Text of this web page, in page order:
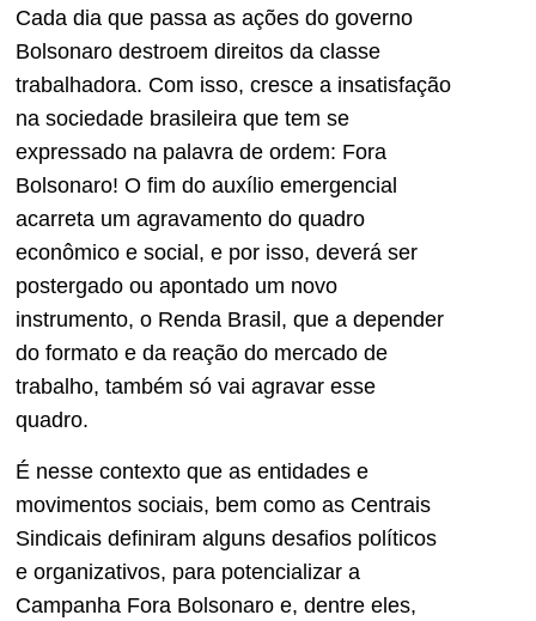
Cada dia que passa as ações do governo
Bolsonaro destroem direitos da classe
trabalhadora. Com isso, cresce a insatisfação
na sociedade brasileira que tem se
expressado na palavra de ordem: Fora
Bolsonaro! O fim do auxílio emergencial
acarreta um agravamento do quadro
econômico e social, e por isso, deverá ser
postergado ou apontado um novo
instrumento, o Renda Brasil, que a depender
do formato e da reação do mercado de
trabalho, também só vai agravar esse
quadro.
É nesse contexto que as entidades e
movimentos sociais, bem como as Centrais
Sindicais definiram alguns desafios políticos
e organizativos, para potencializar a
Campanha Fora Bolsonaro e, dentre eles,